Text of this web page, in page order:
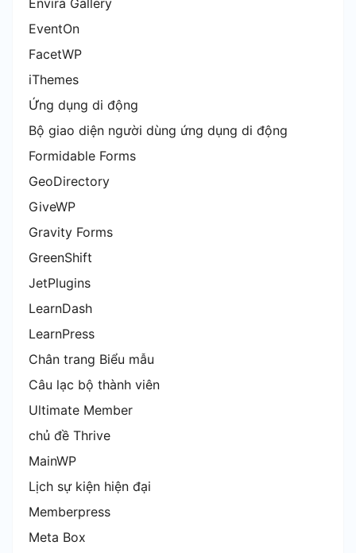
EventOn
FacetWP
iThemes
Ứng dụng di động
Bộ giao diện người dùng ứng dụng di động
Formidable Forms
GeoDirectory
GiveWP
Gravity Forms
GreenShift
JetPlugins
LearnDash
LearnPress
Chân trang Biểu mẫu
Câu lạc bộ thành viên
Ultimate Member
chủ đề Thrive
MainWP
Lịch sự kiện hiện đại
Memberpress
Meta Box